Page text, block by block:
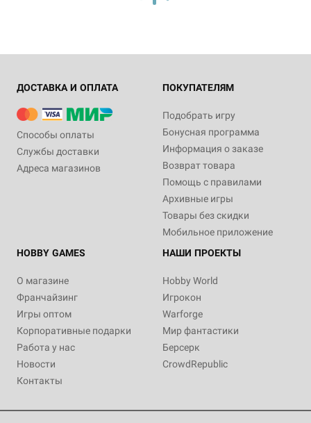
ДОСТАВКА И ОПЛАТА
Способы оплаты
Службы доставки
Адреса магазинов
ПОКУПАТЕЛЯМ
Подобрать игру
Бонусная программа
Информация о заказе
Возврат товара
Помощь с правилами
Архивные игры
Товары без скидки
Мобильное приложение
HOBBY GAMES
О магазине
Франчайзинг
Игры оптом
Корпоративные подарки
Работа у нас
Новости
Контакты
НАШИ ПРОЕКТЫ
Hobby World
Игрокон
Warforge
Мир фантастики
Берсерк
CrowdRepublic